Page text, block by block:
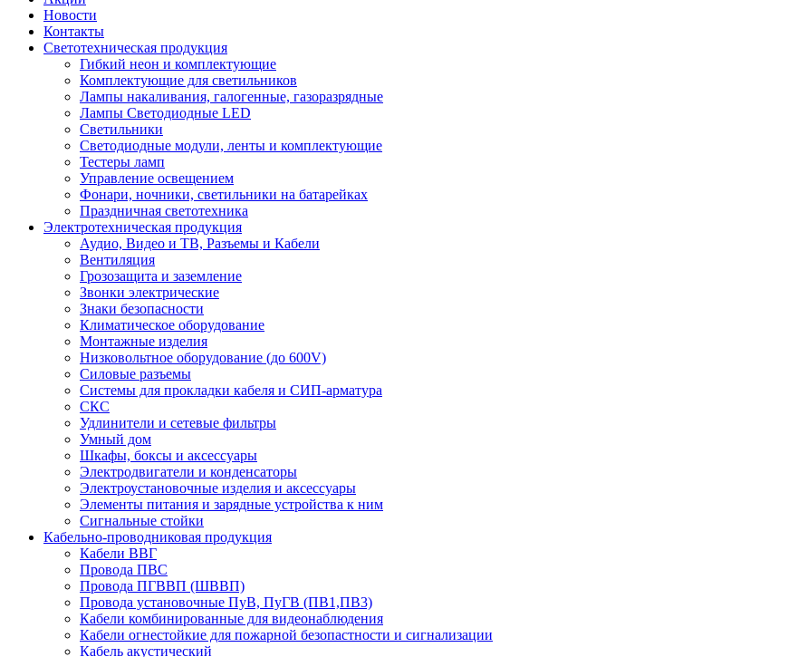
Новости
Контакты
Светотехническая продукция
Гибкий неон и комплектующие
Комплектующие для светильников
Лампы накаливания, галогенные, газоразрядные
Лампы Светодиодные LED
Светильники
Светодиодные модули, ленты и комплектующие
Тестеры ламп
Управление освещением
Фонари, ночники, светильники на батарейках
Праздничная светотехника
Электротехническая продукция
Аудио, Видео и ТВ, Разъемы и Кабели
Вентиляция
Грозозащита и заземление
Звонки электрические
Знаки безопасности
Климатическое оборудование
Монтажные изделия
Низковольтное оборудование (до 600V)
Силовые разъемы
Системы для прокладки кабеля и СИП-арматура
СКС
Удлинители и сетевые фильтры
Умный дом
Шкафы, боксы и аксессуары
Электродвигатели и конденсаторы
Электроустановочные изделия и аксессуары
Элементы питания и зарядные устройства к ним
Сигнальные стойки
Кабельно-проводниковая продукция
Кабели ВВГ
Провода ПВС
Провода ПГВВП (ШВВП)
Провода установочные ПуВ, ПуГВ (ПВ1,ПВ3)
Кабели комбинированные для видеонаблюдения
Кабели огнестойкие для пожарной безопастности и сигнализации
Кабель акустический